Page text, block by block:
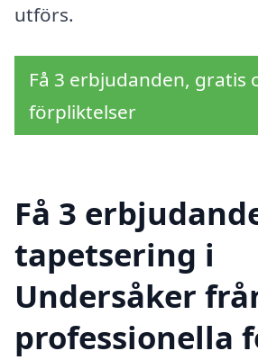
utförs.
Få 3 erbjudanden, gratis
förpliktelser
Få 3
tapetsering i
Undersåker
professionella